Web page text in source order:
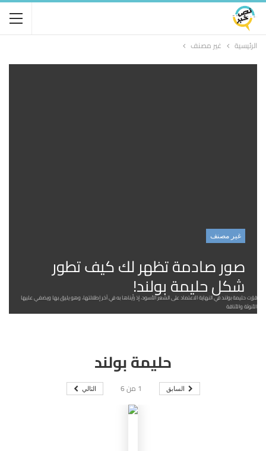
الرئيسية غير مصنف
غير مصنف
صور صادمة تظهر لك كيف تطور
شكل حليمة بولند!
قرّرت حليمة بولند في النهاية الاعتماد على الشعر الأسود، إذ رأيناها به في آخر إطلالتها، وهو يليق بها ويضفي عليها
الأنوثة والأناقة
حليمة بولند
السابق 1 من6 التالي